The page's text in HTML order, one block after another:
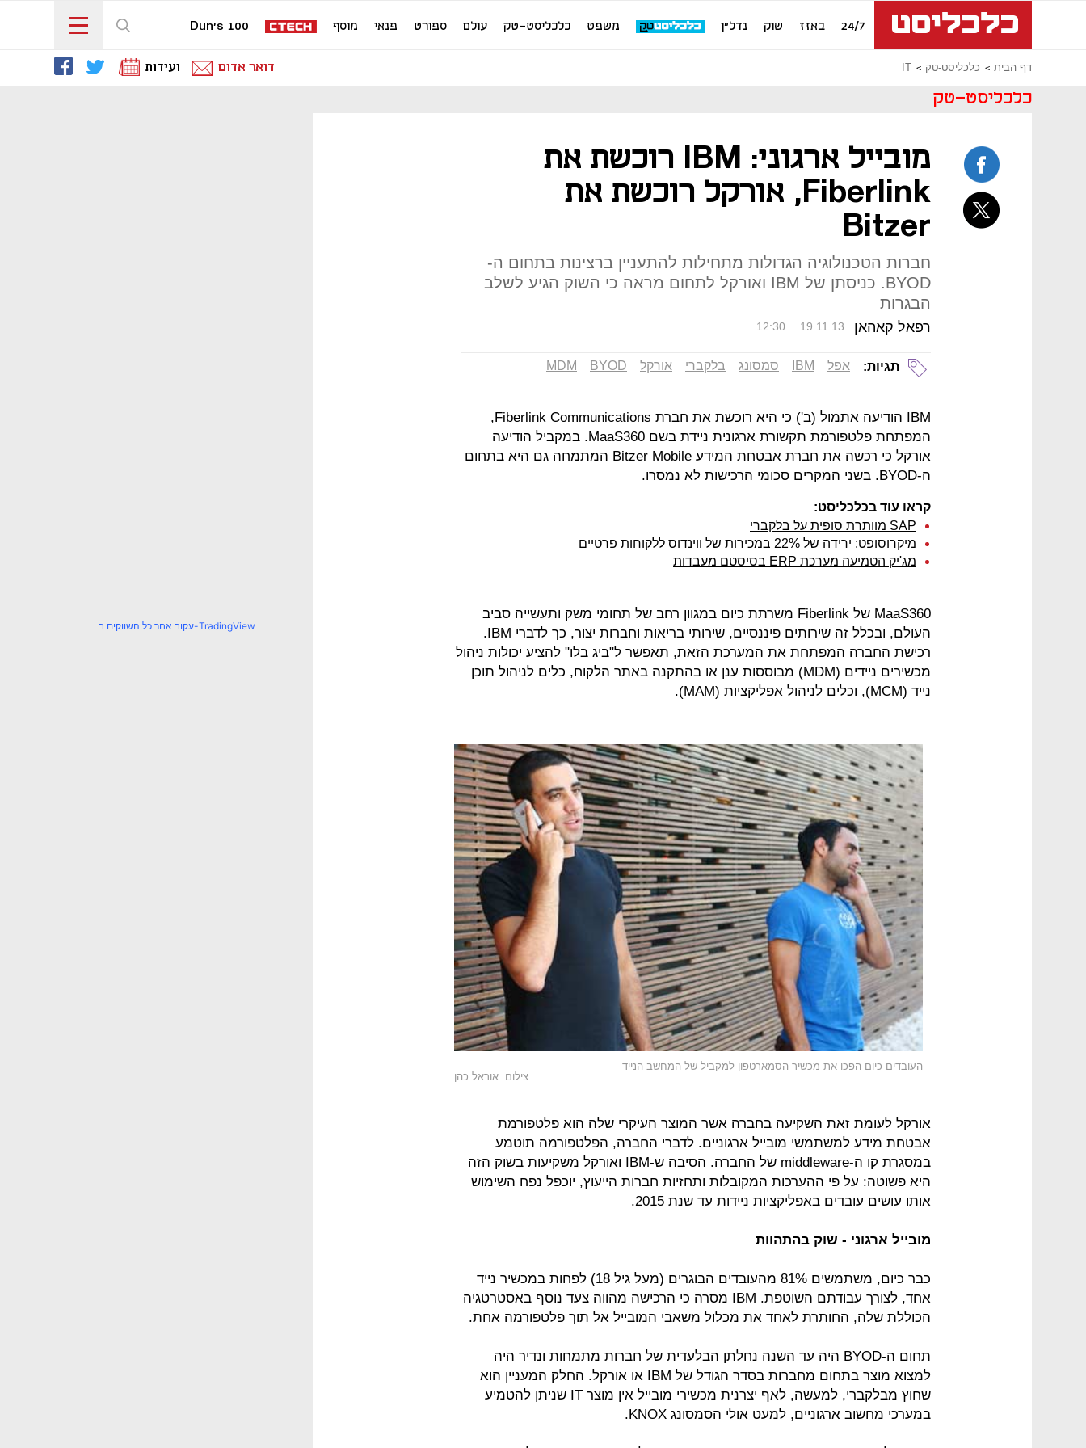
24/7 באזז שוק נדל"ן משפט כלכליסט-טק עולם ספורט פנאי מוסף Dun's 100
דף הבית כלכליסט-טק IT דואר אדום ועידות
כלכליסט-טק
מובייל ארגוני: IBM רוכשת את
Fiberlink, אורקל רוכשת את
Bitzer
חברות הטכנולוגיה הגדולות מתחילות להתעניין ברצינות בתחום ה-
BYOD. כניסתן של IBM ואורקל לתחום מראה כי השוק הגיע לשלב
הבגרות
רפאל קאהאן 12:30 19.11.13
תגיות: אפל IBM סמסונג בלקברי אורקל BYOD
MDM
IBM הודיעה אתמול (ב') כי היא רוכשת את חברת Fiberlink Communications,
המפתחת פלטפורמת תקשורת ארגונית ניידת בשם MaaS360. במקביל הודיעה
אורקל כי רכשה את חברת אבטחת המידע Bitzer Mobile המתמחה גם היא בתחום
ה-BYOD. בשני המקרים סכומי הרכישות לא נמסרו.
קראו עוד בכלכליסט:
SAP מוותרת סופית על בלקברי
מיקרוסופט: ירידה של 22% במכירות של ווינדוס ללקוחות פרטיים
מג'יק הטמיעה מערכת ERP בסיסטם מעבדות
MaaS360 של Fiberlink משרתת כיום במגוון רחב של תחומי משק ותעשייה סביב
העולם, ובכלל זה שירותים פיננסיים, שירותי בריאות וחברות יצור, כך לדברי IBM.
רכישת החברה המפתחת את המערכת הזאת, תאפשר ל"ביג בלו" להציע יכולות ניהול
מכשירים ניידים (MDM) מבוססות ענן או בהתקנה באתר הלקוח, כלים לניהול תוכן
נייד (MCM), וכלים לניהול אפליקציות (MAM).
העובדים כיום הפכו את מכשיר הסמארטפון למקביל של המחשב הנייד
צילום: אוראל כהן
אורקל לעומת זאת השקיעה בחברה אשר המוצר העיקרי שלה הוא פלטפורמת
אבטחת מידע למשתמשי מובייל ארגוניים. לדברי החברה, הפלטפורמה תוטמע
במסגרת קו ה-middleware של החברה. הסיבה ש-IBM ואורקל משקיעות בשוק הזה
היא פשוטה: על פי ההערכות המקובלות ותחזיות חברות הייעוץ, יוכפל נפח השימוש
אותו עושים עובדים באפליקציות ניידות עד שנת 2015.
מובייל ארגוני - שוק בהתהוות
כבר כיום, משתמשים 81% מהעובדים הבוגרים (מעל גיל 18) לפחות במכשיר נייד
אחד, לצורך עבודתם השוטפת. IBM מסרה כי הרכישה מהווה צעד נוסף באסטרטגיה
הכוללת שלה, החותרת לאחד את מכלול משאבי המובייל אל תוך פלטפורמה אחת.
תחום ה-BYOD היה עד השנה נחלתן הבלעדית של חברות מתמחות ונדיר היה
למצוא מוצר בתחום מחברות בסדר הגודל של IBM או אורקל. החלק המעניין הוא
שחוץ מבלקברי, למעשה, לאף יצרנית מכשירי מובייל אין מוצר IT שניתן להטמיע
במערכי מחשוב ארגוניים, למעט אולי הסמסונג KNOX.
עקוב אחר כל השווקים ב-TradingView